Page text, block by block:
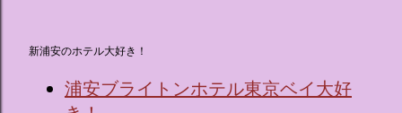
新浦安のホテル大好き！
浦安ブライトンホテル東京ベイ大好